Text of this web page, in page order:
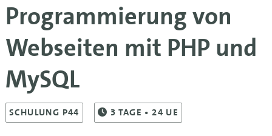
Programmierung von
Webseiten mit PHP und
MySQL
SCHULUNG P44 3TAGE • 24 UE